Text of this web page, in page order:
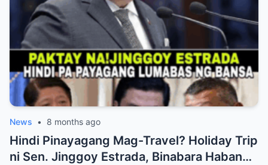
News • 8 months ago
Hindi Pinayagang Mag-Travel? Holiday Trip
ni Sen. Jinggoy Estrada, Binabara Habang